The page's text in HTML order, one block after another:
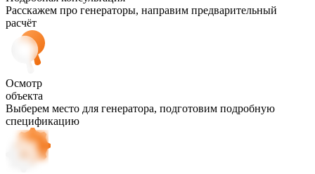
Расскажем про генераторы, направим предварительный
расчёт
Осмотр
объекта
Выберем место для генератора, подготовим подробную
спецификацию